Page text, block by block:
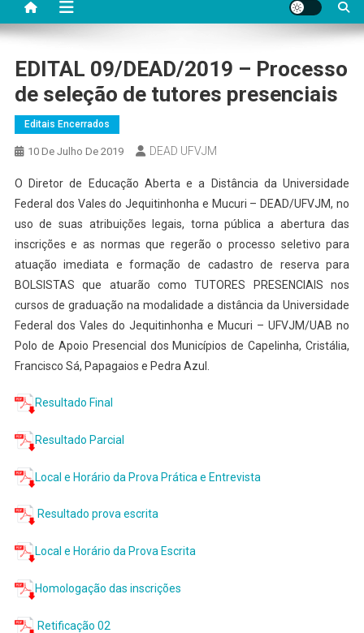
EDITAL 09/DEAD/2019 – Processo
de seleção de tutores presenciais
Editais Encerrados
10 De Julho De 2019 DEAD UFVJM
O Diretor de Educação Aberta e a Distância da Universidade
Federal dos Vales do Jequitinhonha e Mucuri – DEAD/UFVJM, no
uso de suas atribuições legais, torna pública a abertura das
inscrições e as normas que regerão o processo seletivo para
atuação imediata e formação de cadastro de reserva para
BOLSISTAS que atuarão como TUTORES PRESENCIAIS nos
cursos de graduação na modalidade a distância da Universidade
Federal dos Vales do Jequitinhonha e Mucuri – UFVJM/UAB no
Polo de Apoio Presencial dos Municípios de Capelinha, Cristália,
Francisco Sá, Papagaios e Pedra Azul.
Resultado Final
Resultado Parcial
Local e Horário da Prova Prática e Entrevista
Resultado prova escrita
Local e Horário da Prova Escrita
Homologação das inscrições
Retificação 02